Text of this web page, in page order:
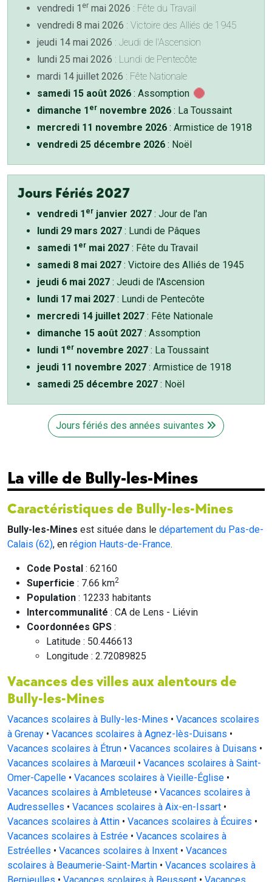
vendredi 1 er mai 2026 : Fête du Travail
vendredi 8 mai 2026 : Victoire des Alliés de 1945
jeudi 14 mai 2026 : Jeudi de l'Ascension
lundi 25 mai 2026 : Lundi de Pentecôte
mardi 14 juillet 2026 : Fête Nationale
samedi 15 août 2026 : Assomption
dimanche 1 er novembre 2026 : La Toussaint
mercredi 11 novembre 2026 : Armistice de 1918
vendredi 25 décembre 2026 : Noël
Jours Fériés 2027
vendredi 1 er janvier 2027 : Jour de l'an
lundi 29 mars 2027 : Lundi de Pâques
samedi 1 er mai 2027 : Fête du Travail
samedi 8 mai 2027 : Victoire des Alliés de 1945
jeudi 6 mai 2027 : Jeudi de l'Ascension
lundi 17 mai 2027 : Lundi de Pentecôte
mercredi 14 juillet 2027 : Fête Nationale
dimanche 15 août 2027 : Assomption
lundi 1 er novembre 2027 : La Toussaint
jeudi 11 novembre 2027 : Armistice de 1918
samedi 25 décembre 2027 : Noël
Jours fériés des années suivantes
La ville de Bully-les-Mines
Caractéristiques de Bully-les-Mines
Bully-les-Mines est située dans le département du Pas-de-
Calais (62), en région Hauts-de-France.
Code Postal : 62160
Superficie : 7.66 km2
Population : 12233 habitants
Intercommunalité : CA de Lens - Liévin
Coordonnées GPS :
Latitude : 50.446613
Longitude : 2.72089825
Vacances des villes aux alentours de
Bully-les-Mines
Vacances scolaires à Bully-les-Mines • Vacances scolaires
à Grenay • Vacances scolaires à Agnez-lès-Duisans •
Vacances scolaires à Étrun • Vacances scolaires à Duisans •
Vacances scolaires à Marœuil • Vacances scolaires à Saint-
Omer-Capelle • Vacances scolaires à Vieille-Église •
Vacances scolaires à Ambleteuse • Vacances scolaires à
Audresselles • Vacances scolaires à Aix-en-Issart •
Vacances scolaires à Attin • Vacances scolaires à Écuires •
Vacances scolaires à Estrée • Vacances scolaires à
Estréelles • Vacances scolaires à Inxent • Vacances
scolaires à Beaumerie-Saint-Martin • Vacances scolaires à